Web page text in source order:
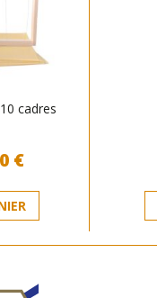
cadres
:
€Le
actuel
est :
31,50 €.